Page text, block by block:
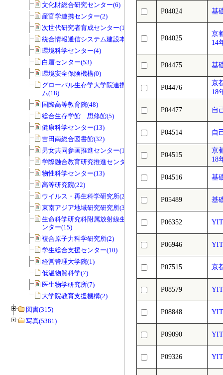
文化財総合研究センター(6)
産官学連携センター(2)
次世代研究者育成センター(1)
統合情報通信システム建設本部(1)
環境科学センター(4)
白眉センター(53)
環境安全保険機構(0)
グローバル生存学大学院連携プログラ
ム(18)
国際高等教育院(48)
総合生存学館 思修館(5)
健康科学センター(13)
吉田南総合図書館(32)
男女共同参画推進センター(141)
学際融合教育研究推進センター(11)
物性科学センター(13)
高等研究院(22)
ウイルス・再生科学研究所(29)
東南アジア地域研究研究所(3)
生命科学研究科附属放射線生物研究セ
ンター(15)
複合原子力科学研究所(2)
学生総合支援センター(10)
経営管理大学院(1)
低温物質科学(7)
医生物学研究所(7)
大学院教育支援機構(2)
図書(315)
写真(5381)
P04024 基
P04025
京
14
P04475 基
P04476
京
18
P04477 自
P04514 自
P04515
京
18
P04516 基
P05489 基
P06352
P06946
P07515 京
P08579
P08848
P09090
P09326